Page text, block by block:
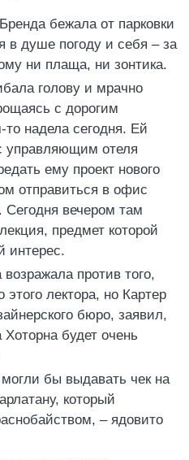
бежала от парковки
в душе погоду и себя – за
ни плаща, ни зонтика.
голову и мрачно
с дорогим
надела сегодня. Ей
управляющим отеля
ему проект нового
отправиться в офис
вечером там
предмет которой
интерес.
против того,
лектора, но Картер
бюро, заявил,
будет очень
бы выдавать чек на
который
– ядовито